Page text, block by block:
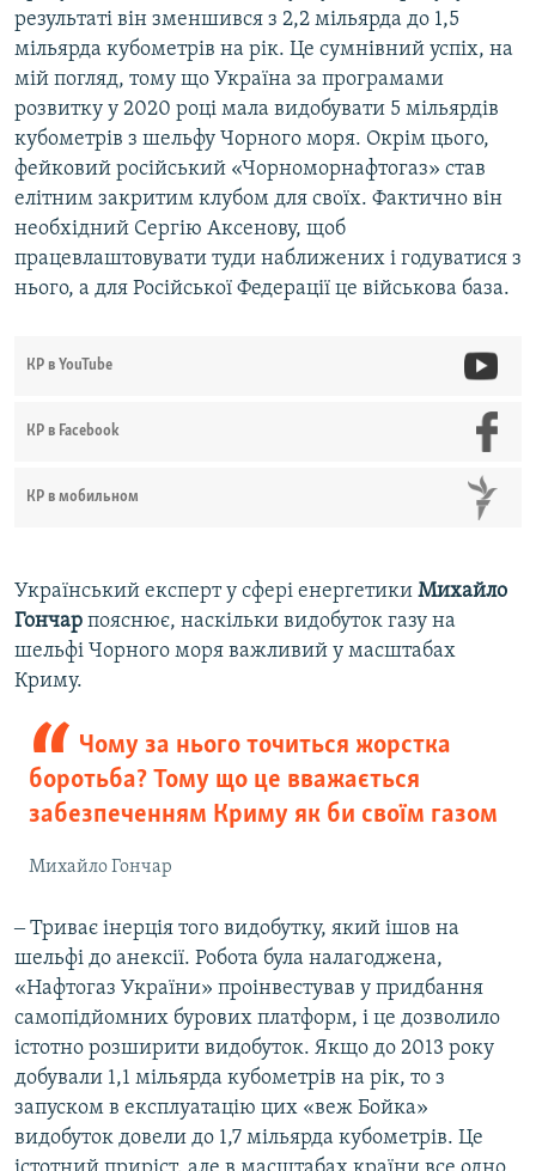
результаті він зменшився з 2,2 мільярда до 1,5
мільярда кубометрів на рік. Це сумнівний успіх, на
мій погляд, тому що Україна за програмами
розвитку у 2020 році мала видобувати 5 мільярдів
кубометрів з шельфу Чорного моря. Окрім цього,
фейковий російський «Чорноморнафтогаз» став
елітним закритим клубом для своїх. Фактично він
необхідний Сергію Аксенову, щоб
працевлаштовувати туди наближених і годуватися з
нього, а для Російської Федерації це військова база.
КР в YouTube
КР в Facebook
КР в мобильном
Український експерт у сфері енергетики Михайло
Гончар пояснює, наскільки видобуток газу на
шельфі Чорного моря важливий у масштабах
Криму.
Чому за нього точиться жорстка
боротьба? Тому що це вважається
забезпеченням Криму як би своїм газом
Михайло Гончар
‒ Триває інерція того видобутку, який ішов на
шельфі до анексії. Робота була налагоджена,
«Нафтогаз України» проінвестував у придбання
самопідйомних бурових платформ, і це дозволило
істотно розширити видобуток. Якщо до 2013 року
добували 1,1 мільярда кубометрів на рік, то з
запуском в експлуатацію цих «веж Бойка»
видобуток довели до 1,7 мільярда кубометрів. Це